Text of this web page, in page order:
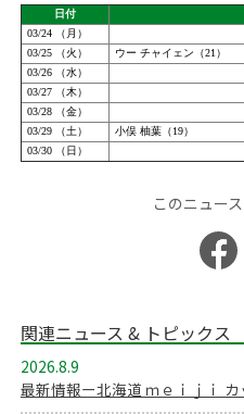
このニュー
関連ニュース & トピックス
2026.8.9
最新情報ー北海道 ｍｅｉｊｉ